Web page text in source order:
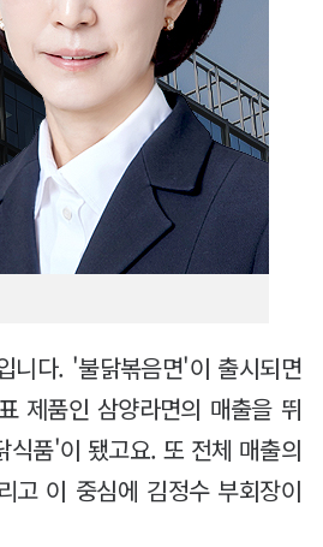
니다. '불닭볶음면'이 출시되면
제품인 삼양라면의 매출을 뛰
품'이 됐고요. 또 전체 매출의
고 이 중심에 김정수 부회장이